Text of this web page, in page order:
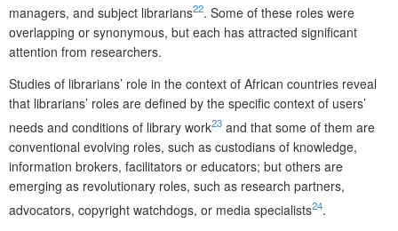
managers, and subject librarians22. Some of these roles were
overlapping or synonymous, but each has attracted significant
attention from researchers.
Studies of librarians’ role in the context of African countries reveal
that librarians’ roles are defined by the specific context of users’
needs and conditions of library work23 and that some of them are
conventional evolving roles, such as custodians of knowledge,
information brokers, facilitators or educators; but others are
emerging as revolutionary roles, such as research partners,
advocators, copyright watchdogs, or media specialists24.